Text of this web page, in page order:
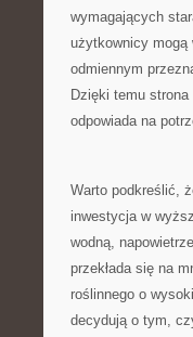
wymagających
użytkownicy mogą
odmiennym
Dzięki temu
odpowiada na
Warto podkreślić,
inwestycja w
wodną,
przekłada się na
roślinnego o
decydują o tym,